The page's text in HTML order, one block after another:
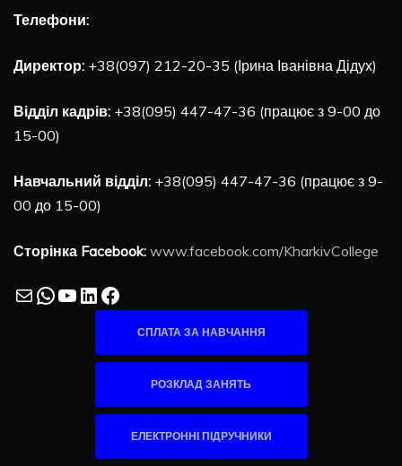
Телефони:
Директор: +38(097) 212-20-35 (Ірина Іванівна Дідух)
Відділ кадрів: +38(095) 447-47-36 (працює з 9-00 до
15-00)
Навчальний відділ: +38(095) 447-47-36 (працює з 9-
00 до 15-00)
Сторінка Facebook: www.facebook.com/KharkivCollege
MailWhatsApp
YouTube
LinkedIn
Facebook
СПЛАТА ЗА НАВЧАННЯ
РОЗКЛАД ЗАНЯТЬ
ЕЛЕКТРОННІ ПІДРУЧНИКИ